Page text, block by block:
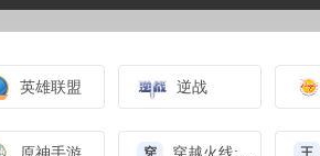
英雄联盟 逆战
穿 王